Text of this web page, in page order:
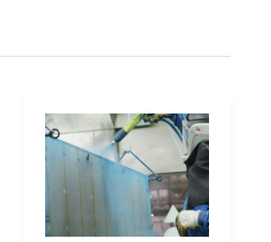
Wirtschaftliche
und
nachhaltige
Lösungen